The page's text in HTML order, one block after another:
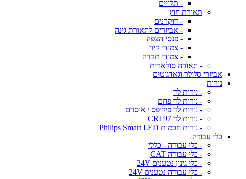
- תלויים
תאורת חוץ
- דוקרנים
- אביזרים לתאורת גינה
- פנסי הצפה
- צמודי קיר
- צמודי תקרה
- תאורה סולארית
אביזרי סלולר וגאדג'טים
נורות
- נורות לד
- נורות לד פחם
- נורות לד פיליפס / אוסרם
- נורות לד CRI 97
- נורות חכמות Philips Smart LED
כלי עבודה
- כלי עבודה - כללי
- כלי עבודה CAT
- כלי גינון נטענים 24V
- כלי עבודה נטענים 24V